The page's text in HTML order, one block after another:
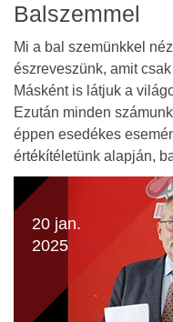
Balszemmel
Mi a bal szemünkkel
észreveszünk, amit
Másként is látjuk a
Ezután minden
éppen esedékes
értékítéletünk alapján,
20 jan.
2025